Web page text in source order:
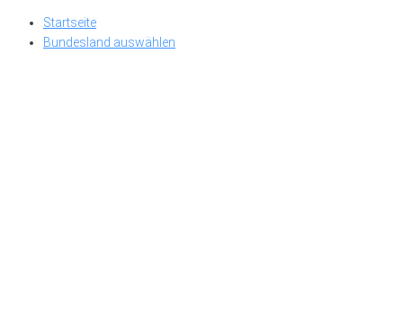
Skip
Startseite
Bundesland auswählen